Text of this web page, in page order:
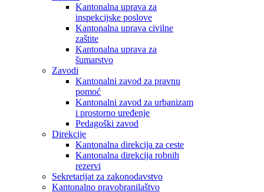
Kantonalna uprava za
inspekcijske poslove
Kantonalna uprava civilne
zaštite
Kantonalna uprava za
šumarstvo
Zavodi
Kantonalni zavod za pravnu
pomoć
Kantonalni zavod za urbanizam
i prostorno uređenje
Pedagoški zavod
Direkcije
Kantonalna direkcija za ceste
Kantonalna direkcija robnih
rezervi
Sekretarijat za zakonodavstvo
Kantonalno pravobranilaštvo